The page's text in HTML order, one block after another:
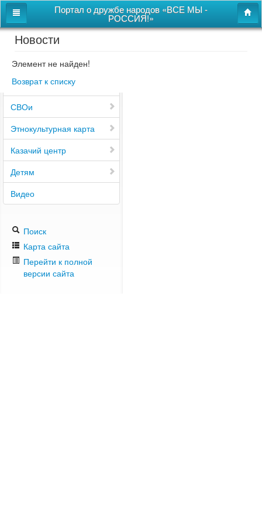
Портал о дружбе народов «ВСЕ МЫ -
РОССИЯ!»
Главная
Дом дружбы народов
Новости
СВОи
Этнокультурная карта
Казачий центр
Детям
Видео
Поиск
Карта сайта
Перейти к полной
версии сайта
Новости
Элемент не найден!
Возврат к списку